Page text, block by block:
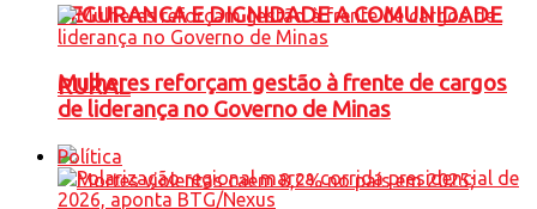
SEGURANCA E DIGNIDADE A COMUNIDADE
RURAL
Mulheres reforçam gestão à frente de cargos
de liderança no Governo de Minas
Política